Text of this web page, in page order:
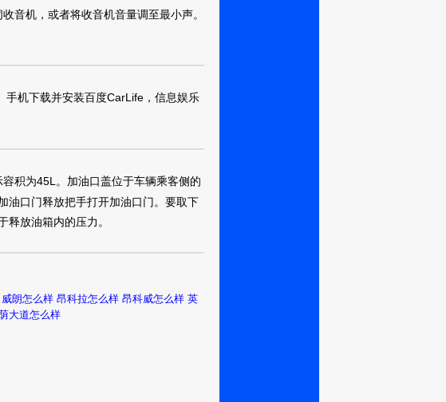
，也算合理。油耗多少还是在于个
到了GL6.更适合我现在的用车需
的价位也差别较大，买GL6也省
样
种车应该油耗高一点 但也还可以 很
低一些， 因为家里有老人小孩老
子玩有地方，老人也觉得宽敞舒
够用也可以考虑考虑GL8反正我
涩那就这款GL6吧 够用就行。
家人的幸福出行，谁也不落下，幸
音机，或者将收音机音量调至最小声。
机下载并安装百度CarLife，信息娱乐
积为45L。加油口盖位于车辆乘客侧的
油口门释放把手打开加油口门。要取下
放油箱内的压力。
威朗怎么样 昂科拉怎么样 昂科威怎么样 英
大道怎么样